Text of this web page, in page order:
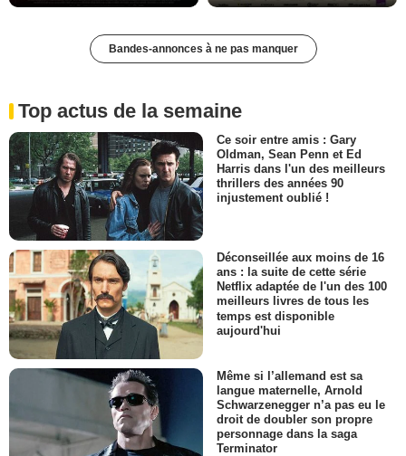
Bandes-annonces à ne pas manquer
Top actus de la semaine
Ce soir entre amis : Gary
Oldman, Sean Penn et Ed
Harris dans l'un des meilleurs
thrillers des années 90
injustement oublié !
Déconseillée aux moins de 16
ans : la suite de cette série
Netflix adaptée de l'un des 100
meilleurs livres de tous les
temps est disponible
aujourd'hui
Même si l’allemand est sa
langue maternelle, Arnold
Schwarzenegger n’a pas eu le
droit de doubler son propre
personnage dans la saga
Terminator